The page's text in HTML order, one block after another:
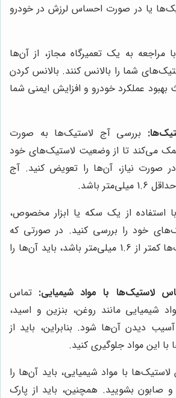
یا در صورت احساس لرزش در خودرو
مراجعه به یک تعمیرگاه مجاز، از آن‌ها
شما را بالانس کنند. بالانس کردن
بهبود عملکرد خودرو و افزایش ایمنی شما
بررسی آج لاستیک‌ها به صورت
می‌کند تا از وضعیت لاستیک‌های خود
صورت نیاز، آن‌ها را تعویض کنید. آج
باشد.
استفاده از یک سکه یا ابزار مخصوص،
خود را بررسی کنید. در صورتی که
عمق آج لاستیک‌ها کمتر از 1.6 میلی‌متر باشد، باید آن‌ها را
لاستیک‌ها با مواد شیمیایی: تماس
شیمیایی مانند روغن، بنزین و اسید،
دیدن آن‌ها شود. بنابراین، باید از
این مواد جلوگیری کنید.
با مواد شیمیایی، باید آن‌ها را
و صابون بشویید. همچنین، باید از پارک